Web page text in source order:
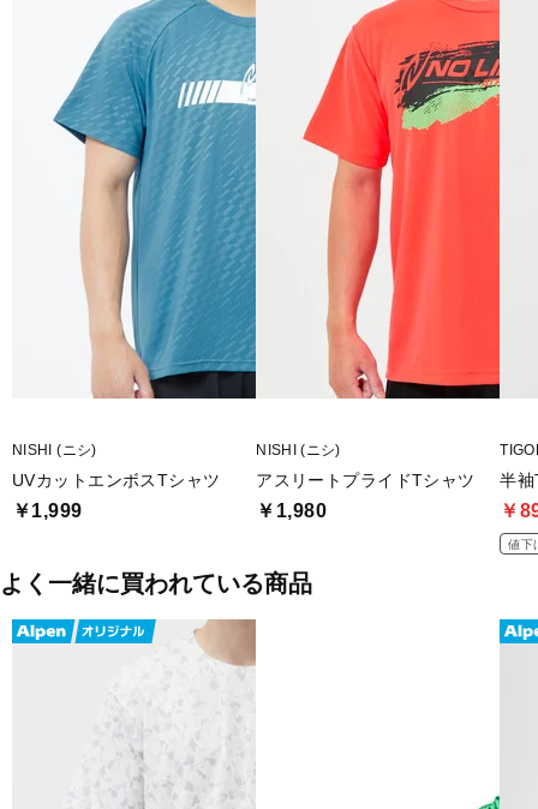
■カラー(メーカー表記):
グレー×ホワイト(27B:NEW ATHLETIC GREY)
ブラック×ペールピンク(021:PITCH BLACK)
■素材:ポリエステル100%
■2026年モデル
■メーカー型番：FOA409153
NISHI (ニシ)
UVカットエンボスTシャツ
￥1,999
NISHI (ニシ)
アスリートプライドTシャツ
￥1,980
半
￥
値下
よく一緒に買われている商品